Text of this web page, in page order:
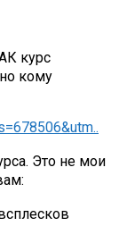
курс
кому
Это не мои